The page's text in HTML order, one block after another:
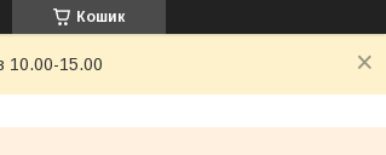
Кошик
10.00-15.00